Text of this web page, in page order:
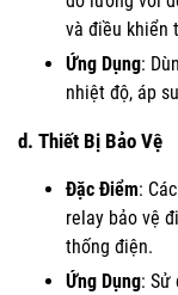
và điều khiển
Ứng Dụng:
nhiệt độ, áp
d. Thiết Bị Bảo Vệ
Đặc Điểm:
relay bảo vệ
thống điện.
Ứng Dụng: Sử